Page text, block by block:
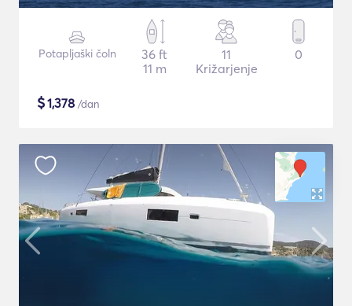
Potapljaški čoln
36 ft
11 m
11
Križarjenje
0
$1,378 /dan